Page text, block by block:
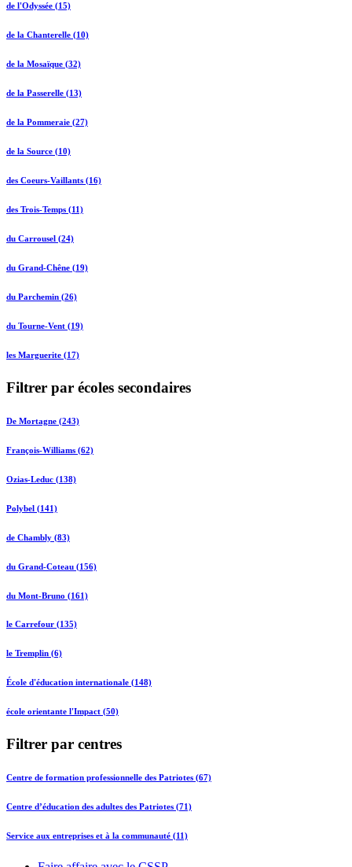
de l'Odyssée (15)
de la Chanterelle (10)
de la Mosaïque (32)
de la Passerelle (13)
de la Pommeraie (27)
de la Source (10)
des Coeurs-Vaillants (16)
des Trois-Temps (11)
du Carrousel (24)
du Grand-Chêne (19)
du Parchemin (26)
du Tourne-Vent (19)
les Marguerite (17)
Filtrer par écoles secondaires
De Mortagne (243)
François-Williams (62)
Ozias-Leduc (138)
Polybel (141)
de Chambly (83)
du Grand-Coteau (156)
du Mont-Bruno (161)
le Carrefour (135)
le Tremplin (6)
École d'éducation internationale (148)
école orientante l'Impact (50)
Filtrer par centres
Centre de formation professionnelle des Patriotes (67)
Centre d’éducation des adultes des Patriotes (71)
Service aux entreprises et à la communauté (11)